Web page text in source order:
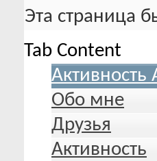
Эта страница
Tab Content
Активность
Обо мне
Друзья
Активность